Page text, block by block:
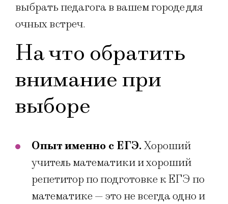
выбрать педагога в вашем городе для
очных встреч.
На что обратить
внимание при
выборе
Опыт именно с ЕГЭ.Хороший
учитель математики и хороший
репетитор по подготовке к ЕГЭ по
математике — это не всегда одно и